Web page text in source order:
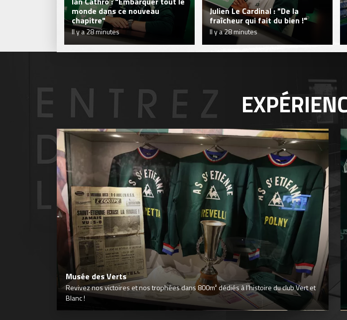
monde dans ce nouveau
chapitre"
Il y a 28 minutes
Julien Le Cardinal : "De la
fraîcheur qui fait du bien !"
Il y a 28 minutes
Musée des Verts
Revivez nos victoires et nos trophées dans 800m² dédiés à l’histoire du club Vert et
Blanc !